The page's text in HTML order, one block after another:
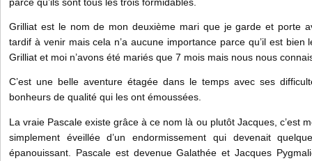
Grilliat est le nom de mon deuxième mari que je garde et porte
tardif à venir mais cela n’a aucune importance parce qu’il est bien
Grilliat et moi n’avons été mariés que 7 mois mais nous nous
C’est une belle aventure étagée dans le temps avec ses
bonheurs de qualité qui les ont émoussées.
La vraie Pascale existe grâce à ce nom là ou plutôt Jacques, c’est
simplement éveillée d’un endormissement qui devenait
épanouissant. Pascale est devenue Galathée et Jacques